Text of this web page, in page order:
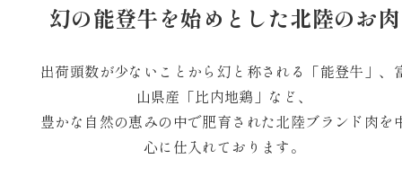
幻の能登牛を始めとした北陸のお肉
出荷頭数が少ないことから幻と称される「能登牛」、
山県産「比内地鶏」など、
豊かな自然の恵みの中で肥育された北陸ブランド肉を
心に仕入れております。